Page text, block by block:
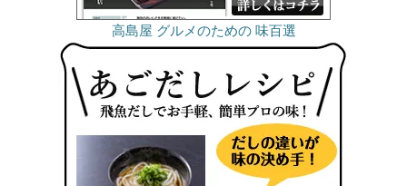
高島屋 グルメのための 味百選